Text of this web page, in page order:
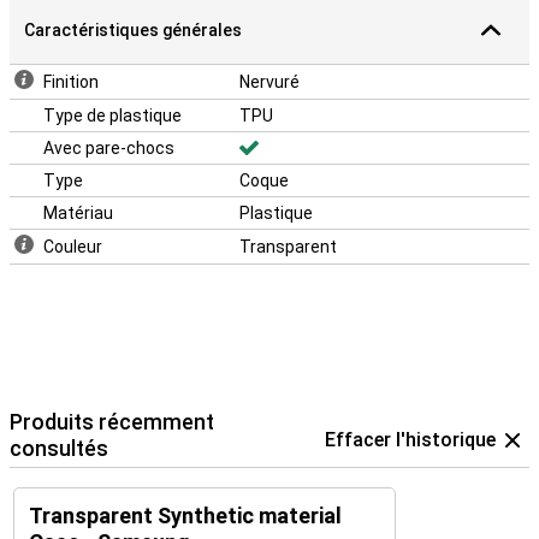
Caractéristiques générales
Finition
Nervuré
Type de plastique
TPU
Avec pare-chocs
Type
Coque
Matériau
Plastique
Couleur
Transparent
Produits récemment
consultés
Effacer l'historique
Transparent Synthetic material